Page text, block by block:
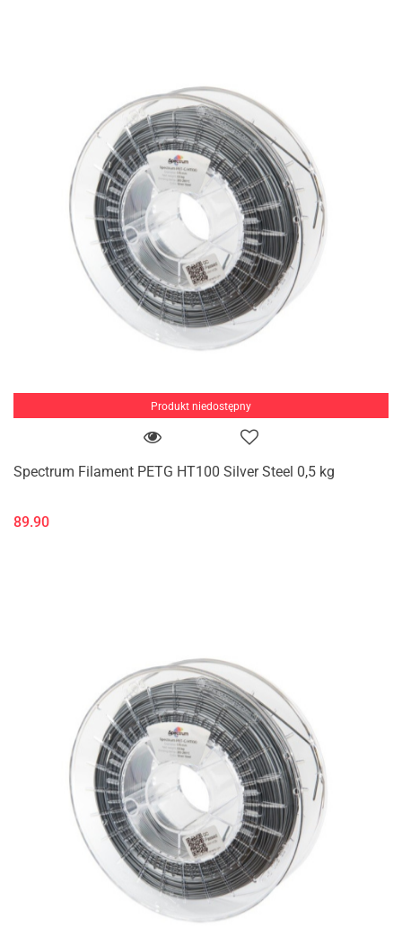
Produkt niedostępny
Spectrum Filament PETG HT100 Silver Steel 0,5 kg
89.90